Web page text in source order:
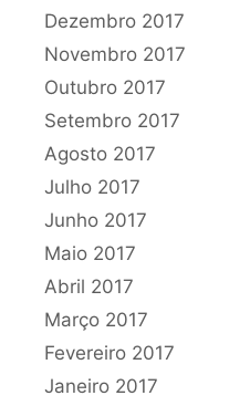
Dezembro 2017
Novembro 2017
Outubro 2017
Setembro 2017
Agosto 2017
Julho 2017
Junho 2017
Maio 2017
Abril 2017
Março 2017
Fevereiro 2017
Janeiro 2017